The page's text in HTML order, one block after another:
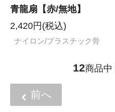
青龍扇【赤/無地】
2,420円(税込)
ナイロン/プラスチック骨
12商品中
前へ